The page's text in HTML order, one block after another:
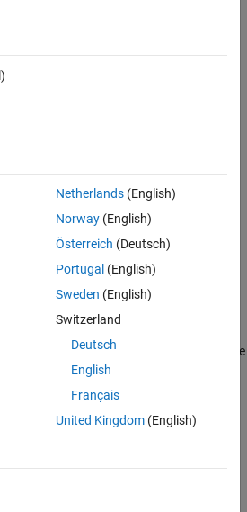
of a composition, are imported
models.
actuator components are frequently
modeled in Simulink. For complex device
you can model only the application side
For example, a complex device driver
Runtime Environment (RTE) device driver
Basic Software (BSW) device drivers in
Netherlands(English)
Norway(English)
Österreich (Deutsch)
Portugal (English)
Sweden (English)
Switzerland
Deutsch
English
Français
United Kingdom(English)